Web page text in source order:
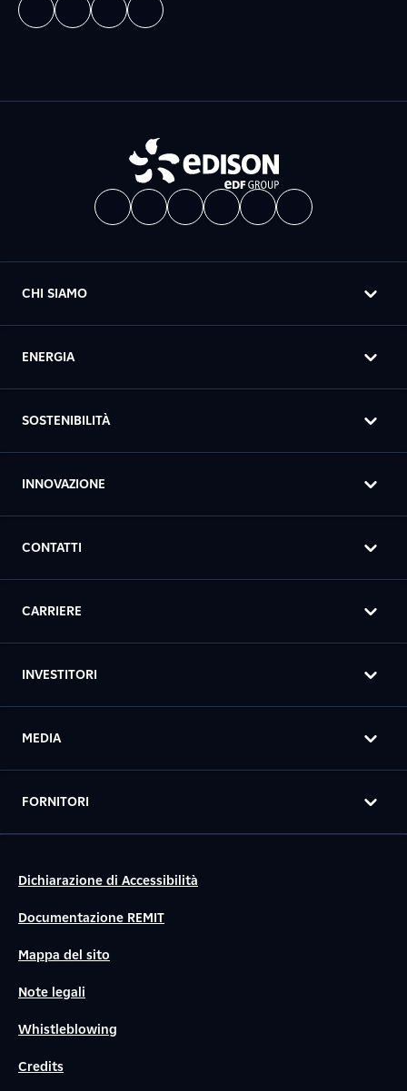
CHI SIAMO
ENERGIA
SOSTENIBILITÀ
INNOVAZIONE
CONTATTI
CARRIERE
INVESTITORI
MEDIA
FORNITORI
Dichiarazione di Accessibilità
Documentazione REMIT
Mappa del sito
Note legali
Whistleblowing
Credits